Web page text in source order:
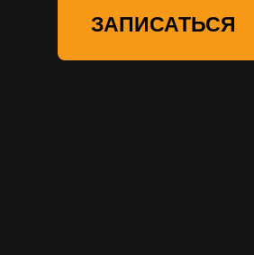
ЗАПИСАТЬСЯ